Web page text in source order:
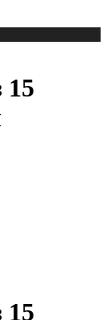
15
15